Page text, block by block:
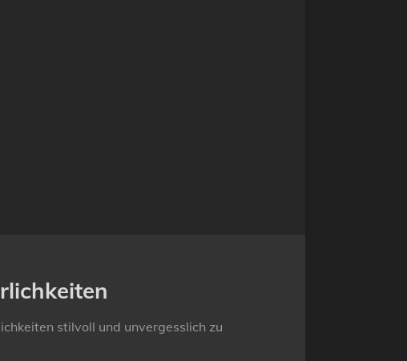
stilvoll und unvergesslich zu